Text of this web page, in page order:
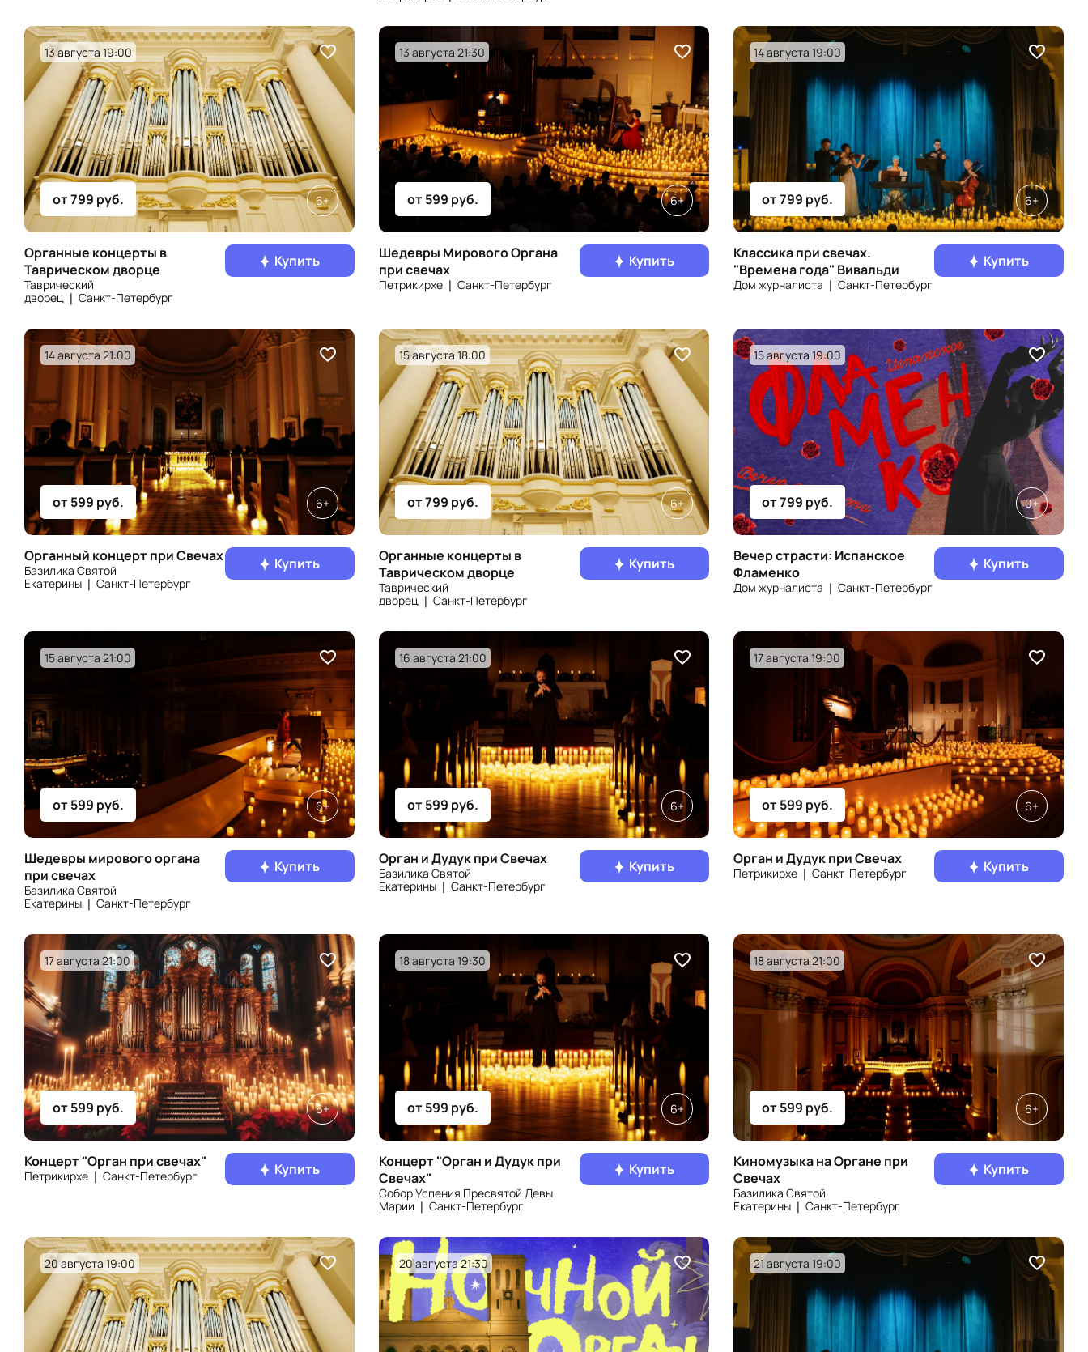
13 августа 19:00
от 799 руб. 6+
Органные концерты в
Таврическом дворце
Таврический
дворец ❘ Санкт‑Петербург
Купить
13 августа 21:30
от 599 руб. 6+
Шедевры Мирового Органа
при свечах
Петрикирхе ❘ Санкт‑Петербург
Купить
14 августа 19:00
от 799 руб. 6+
Классика при свечах.
"Времена года" Вивальди
Дом журналиста ❘ Санкт‑Петербург
Купить
14 августа 21:00
от 599 руб. 6+
Органный концерт при Свечах
Базилика Святой
Екатерины ❘ Санкт‑Петербург
Купить
15 августа 18:00
от 799 руб. 6+
Органные концерты в
Таврическом дворце
Таврический
дворец ❘ Санкт‑Петербург
Купить
15 августа 19:00
от 799 руб. 0+
Вечер страсти: Испанское
Фламенко
Дом журналиста ❘ Санкт‑Петербург
Купить
15 августа 21:00
от 599 руб. 6+
Шедевры мирового органа
при свечах
Базилика Святой
Екатерины ❘ Санкт‑Петербург
Купить
16 августа 21:00
от 599 руб. 6+
Орган и Дудук при Свечах
Базилика Святой
Екатерины ❘ Санкт‑Петербург
Купить
17 августа 19:00
от 599 руб. 6+
Орган и Дудук при Свечах
Петрикирхе ❘ Санкт‑Петербург Купить
17 августа 21:00
от 599 руб. 6+
Концерт "Орган при свечах"
Петрикирхе ❘ Санкт‑Петербург Купить
18 августа 19:30
от 599 руб. 6+
Концерт "Орган и Дудук при
Свечах"
Собор Успения Пресвятой Девы
Марии ❘ Санкт‑Петербург
Купить
18 августа 21:00
от 599 руб. 6+
Киномузыка на Органе при
Свечах
Базилика Святой
Екатерины ❘ Санкт‑Петербург
Купить
20 августа 19:00 20 августа 21:30 21 августа 19:00